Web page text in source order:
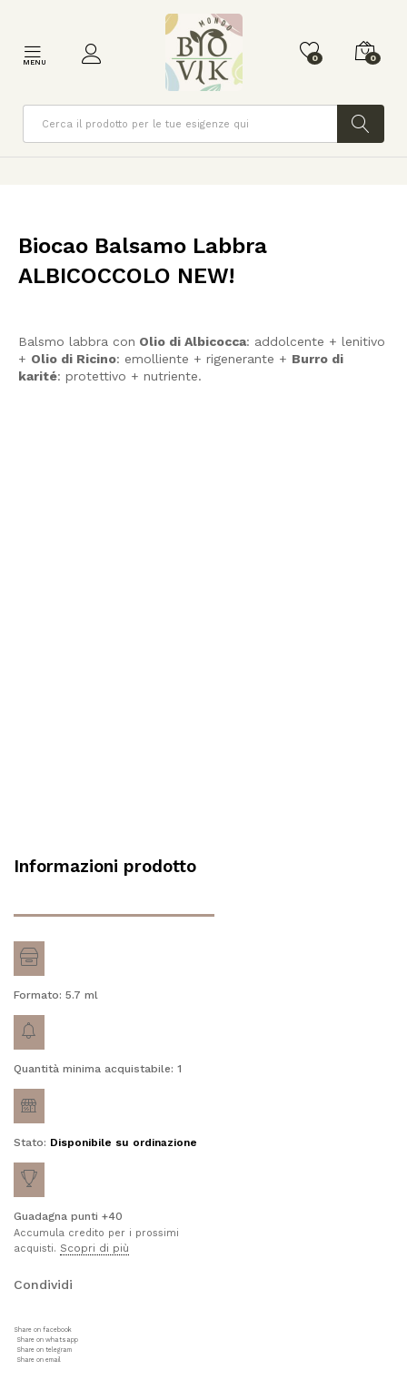
MENU 0 0
Cerca
Biocao Balsamo Labbra
ALBICOCCOLO NEW!
Balsmo labbra con Olio di Albicocca: addolcente + lenitivo
+ Olio di Ricino: emolliente + rigenerante + Burro di
karité: protettivo + nutriente.
Informazioni prodotto
Formato: 5.7 ml
Quantità minima acquistabile: 1
Stato: Disponibile su ordinazione
Guadagna punti +40
Accumula credito per i prossimi
acquisti. Scopri di più
Condividi
Share on facebook
Share on whatsapp
Share on telegram
Share on email